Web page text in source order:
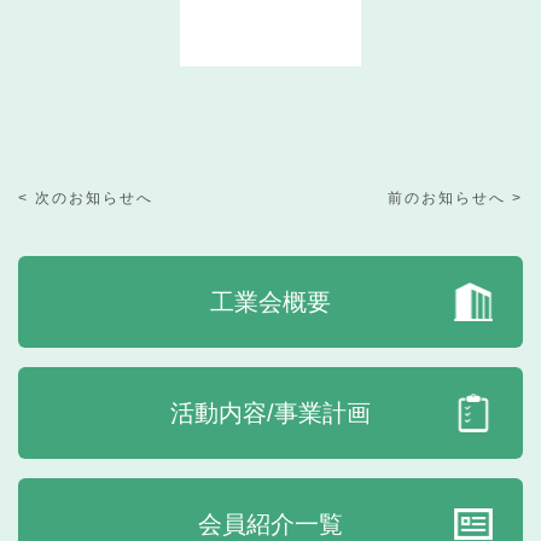
< 次のお知らせへ 前のお知らせへ >
工業会概要
活動内容/事業計画
会員紹介一覧